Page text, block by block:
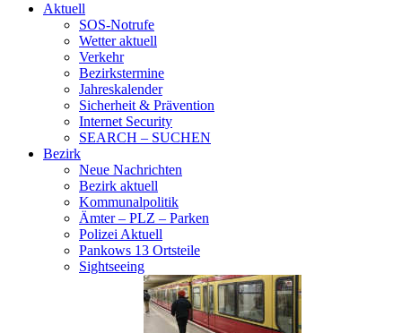
Aktuell
SOS-Notrufe
Wetter aktuell
Verkehr
Bezirkstermine
Jahreskalender
Sicherheit & Prävention
Internet Security
SEARCH – SUCHEN
Bezirk
Neue Nachrichten
Bezirk aktuell
Kommunalpolitik
Ämter – PLZ – Parken
Polizei Aktuell
Pankows 13 Ortsteile
Sightseeing